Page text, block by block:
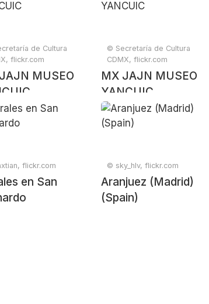
de Cultura
flickr.com
MUSEO
© Secretaría de Cultura
CDMX, flickr.com
MX JAJN MUSEO
YANCUIC
flickr.com
en San
© sky_hlv, flickr.com
Aranjuez (Madrid)
(Spain)